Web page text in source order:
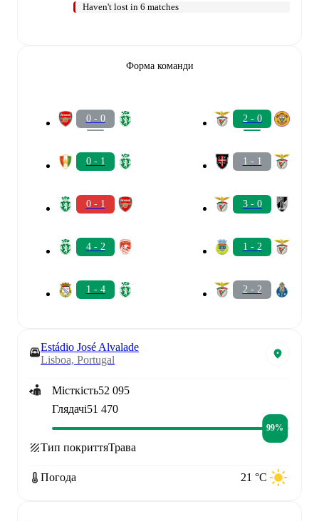
Haven't lost in 6 matches
Форма команди
0 - 0
0 - 1
0 - 1
4 - 2
1 - 4
2 - 0
1 - 1
3 - 0
1 - 2
2 - 2
Estádio José Alvalade
Lisboa, Portugal
Місткість52 095
Глядачі51 470
99%
Тип покриттяТрава
Погода 21 °C